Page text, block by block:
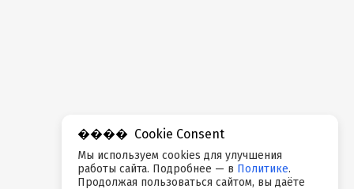
Cookie Consent
Мы используем cookies для улучшения
работы сайта. Подробнее — в Политике.
Продолжая пользоваться сайтом, вы даёте